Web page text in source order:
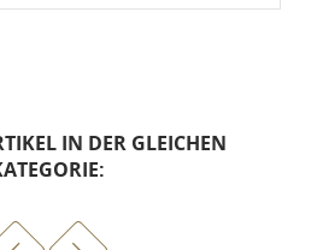
IN DER GLEICHEN